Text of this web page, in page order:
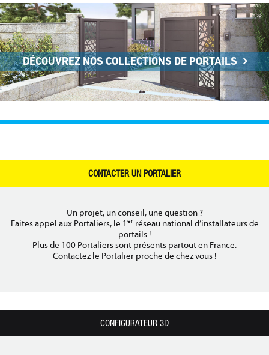
DÉCOUVREZ NOS COLLECTIONS DE PORTAILS
CONTACTER UN PORTALIER
Un projet, un conseil, une question ?
Faites appel aux Portaliers, le 1 erréseau national d’installateurs de
portails !
Plus de 100 Portaliers sont présents partout en France.
Contactez le Portalier proche de chez vous !
CONFIGURATEUR 3D